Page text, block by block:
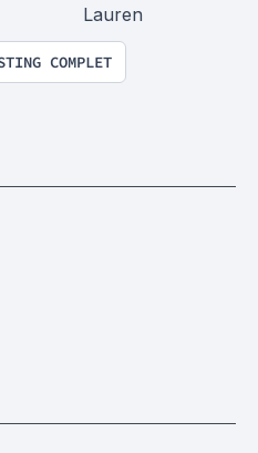
Lauren
COMPLET